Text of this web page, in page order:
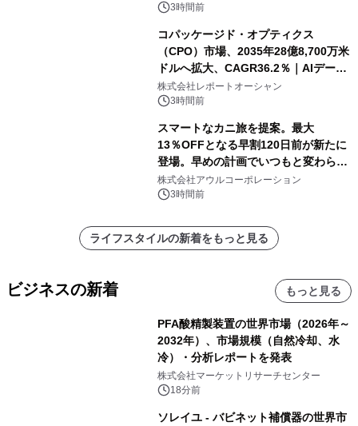
3時間前
コパッケージド・オプティクス
（CPO）市場、2035年28億8,700万米
ドルへ拡大、CAGR36.2％｜AIデータ
センター・高速光通信需要が成長を加
速
株式会社レポートオーシャン
3時間前
スマートなカニ旅を提案。最大
13％OFFとなる早割120日前が新たに
登場。早めの計画でいつもと変わらぬ
大人の冬旅を。ー夕日ヶ浦温泉「佳松
苑 別邸ふうか」ー
株式会社アウルコーポレーション
3時間前
ライフスタイルの新着をもっと見る
ビジネスの新着 もっと見る
PFA酸精製装置の世界市場（2026年～
2032年）、市場規模（自然冷却、水
冷）・分析レポートを発表
株式会社マーケットリサーチセンター
18分前
ソレイユ - バビネット補償器の世界市